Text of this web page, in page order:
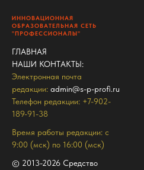
ИННОВАЦИОННАЯ
ОБРАЗОВАТЕЛЬНАЯ СЕТЬ
"ПРОФЕССИОНАЛЫ"
ГЛАВНАЯ
НАШИ КОНТАКТЫ:
Электронная почта
редакции: admin@s-p-profi.ru
Телефон редакции: +7-902-
189-91-38
Время работы редакции: с
9:00 (мск) по 16:00 (мск)
© 2013-2026 Средство